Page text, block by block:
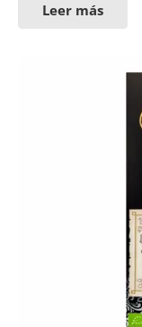
Leer más